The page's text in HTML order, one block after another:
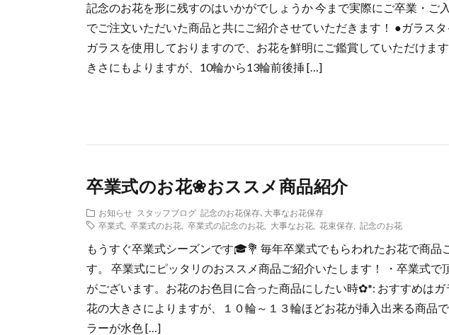
記念のお花を形に残すのはいかがでしょうか 今まで実際にご卒業・ご
でご注文いただいた商品と共にご紹介させていただきます！ ●ガラス
ガラスを使用しておりますので、お花を鮮明にご鑑賞していただけま
きさにもよりますが、10輪から13輪前後挿 […]
卒業式のお花❀おススメ商品紹介
お知らせ スタッフブログ 記念のお花保存､大事なお花保存
卒業式
卒業式のお花 卒業式の記念のお花 大事なお花 花束保存 記念のお花
もうすぐ卒業式シーズンです🎓💐 毎年卒業式でもらわれたお花で商品
す。 卒業式にピッタリのおススメ商品ご紹介いたします！ ・卒業式で
がございます。お花のお色目に合った商品にしたい時✿*: おすすめは
花の大きさによりますが、１０輪～１３輪ほどお花が挿入出来る商品
ラーが水色 […]